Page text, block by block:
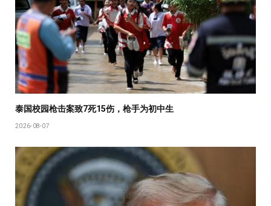
泰国校园枪击案致7死15伤，枪手为初中生
2026-08-07